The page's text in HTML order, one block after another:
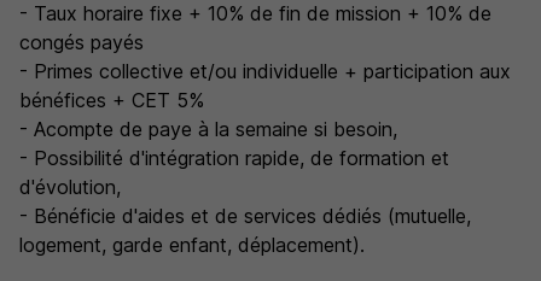
- Taux horaire fixe + 10% de fin de mission + 10% de
congés payés
- Primes collective et/ou individuelle + participation aux
bénéfices + CET 5%
- Acompte de paye à la semaine si besoin,
- Possibilité d'intégration rapide, de formation et
d'évolution,
- Bénéficie d'aides et de services dédiés (mutuelle,
logement, garde enfant, déplacement).